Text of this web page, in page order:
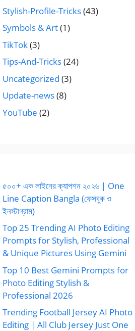
Stylish-Profile-Tricks(43)
Symbols & Art(1)
TikTok(3)
Tips-And-Tricks(24)
Uncategorized (3)
Update-news(8)
YouTube (2)
৫০০+ এক লাইনের ক্যাপশন ২০২৬ | One
Line Caption Bangla (ফেসবুক ও
ইনস্টাগ্রাম)
Top 25 Trending AI Photo Editing
Prompts for Stylish, Professional
& Unique Pictures Using Gemini
Top 10 Best Gemini Prompts for
Photo Editing Stylish &
Professional 2026
Trending Football Jersey AI Photo
Editing | All Club Jersey Just One